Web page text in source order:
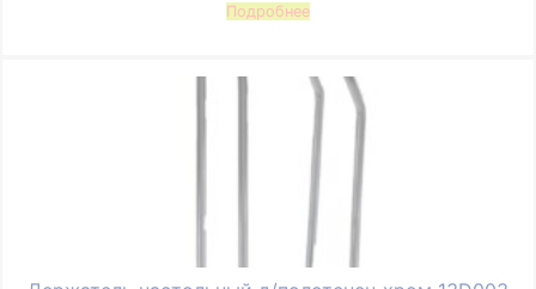
Подробнее